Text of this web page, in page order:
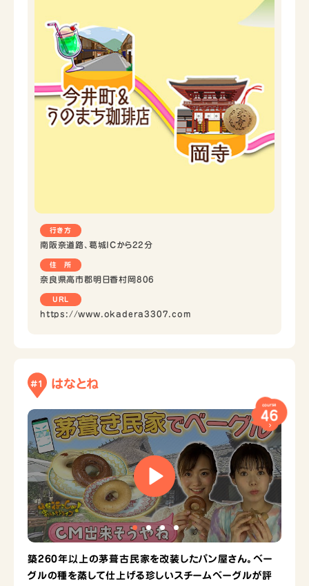
行き方
南阪奈道路、葛城ICから22分
住 所
奈良県高市郡明日香村岡806
URL
https://www.okadera3307.com
#1 はなとね
course
46
築260年以上の茅葺古民家を改装したパン屋さん。ベー
グルの種を蒸して仕上げる珍しいスチームベーグルが評